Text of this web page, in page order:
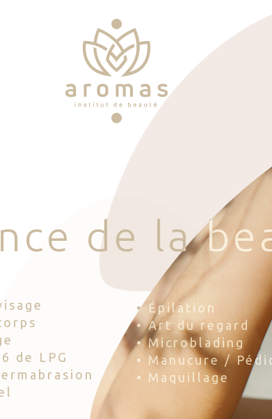
nce d e la be
de LPG
• Épilation
• Art du regard
• Microblading
• Manucure /
• Maquillage